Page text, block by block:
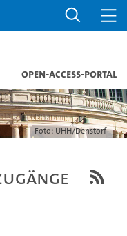
Open-Access-Portal
Foto: UHH/Denstorf